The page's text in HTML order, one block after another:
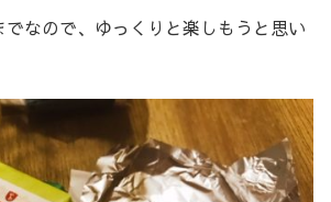
なので、ゆっくりと楽しもうと思い